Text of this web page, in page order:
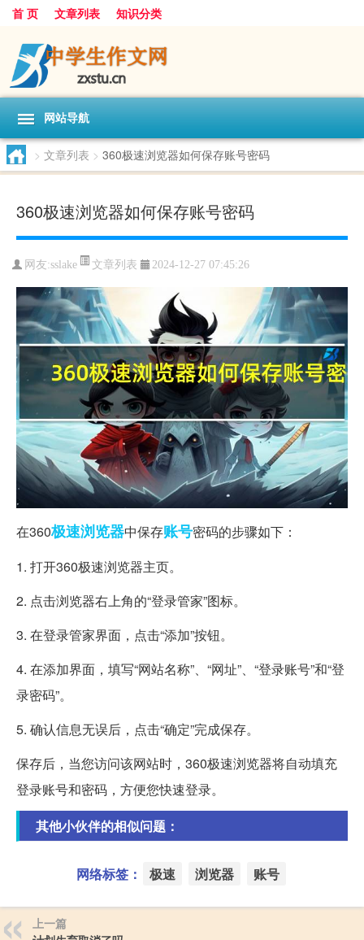
首 页 文章列表 知识分类
网站导航
> 文章列表 > 360极速浏览器如何保存账号密码
360极速浏览器如何保存账号密码
网友:sslake 文章列表 2024-12-27 07:45:26
在360极速浏览器中保存账号密码的步骤如下：
1. 打开360极速浏览器主页。
2. 点击浏览器右上角的“登录管家”图标。
3. 在登录管家界面，点击“添加”按钮。
4. 在添加界面，填写“网站名称”、“网址”、“登录账号”和“登
录密码”。
5. 确认信息无误后，点击“确定”完成保存。
保存后，当您访问该网站时，360极速浏览器将自动填充
登录账号和密码，方便您快速登录。
其他小伙伴的相似问题：
网络标签： 极速 浏览器 账号
上一篇